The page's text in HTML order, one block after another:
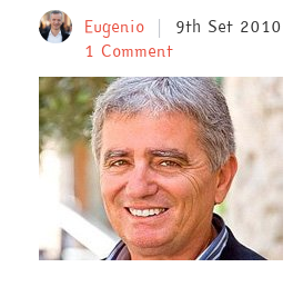
Eugenio 9th Set 2010
1 Comment